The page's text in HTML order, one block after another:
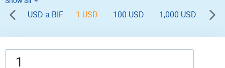
«BIF USD ».
USD a BIF 1 USD 100 USD 1,000 USD